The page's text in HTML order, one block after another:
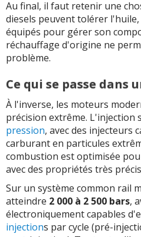
Au final, il faut retenir une
diesels peuvent tolérer
équipés pour gérer son
réchauffage d'origine ne
problème.
Ce qui se passe dans
À l'inverse, les moteurs
précision extrême. L'injection
pression, avec des injecteurs
carburant en particules
combustion est optimisée
avec des propriétés très
Sur un système common rail
atteindre 2 000 à 2 500 bars,
électroniquement capables
injections par cycle (pré-